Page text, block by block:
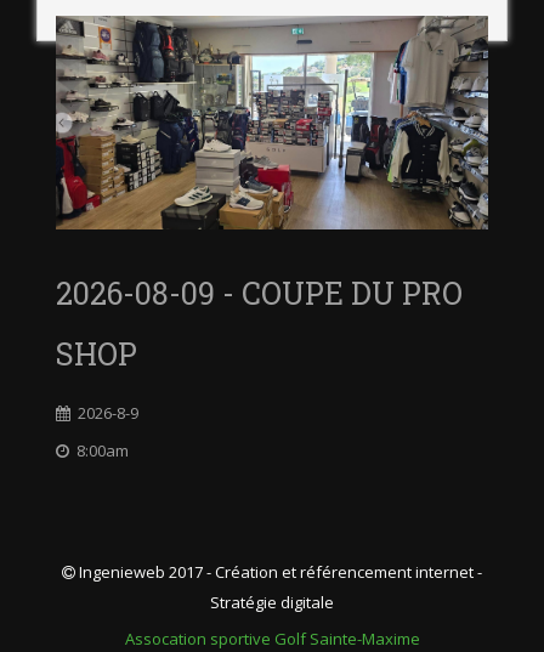
2026-08-09 - COUPE DU PRO
SHOP
2026-8-9
8:00am
Ingenieweb 2017 - Création et référencement internet -
Stratégie digitale
Assocation sportive Golf Sainte-Maxime